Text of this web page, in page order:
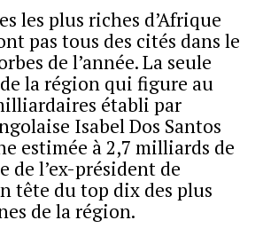
les plus riches d’Afrique
pas tous des cités dans le
de l’année. La seule
la région qui figure au
établi par
Isabel Dos Santos
estimée à 2,7 milliards de
de l’ex-président de
tête du top dix des plus
de la région.